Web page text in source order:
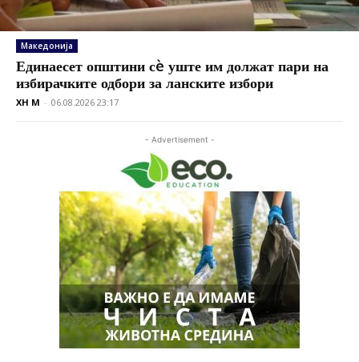
Македонија
Единаесет општини сè уште им должат пари на
избирачките одбори за ланските избори
XH M - 06.08.2026 23:17
- Advertisement -